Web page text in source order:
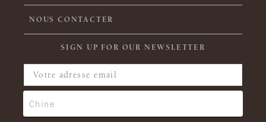
NOUS CONTACTER
SIGN UP FOR OUR NEWSLETTER